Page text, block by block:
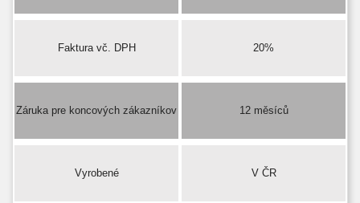
Faktura vč. DPH 20%
Záruka pre koncových zákazníkov 12 měsíců
Vyrobené V ČR